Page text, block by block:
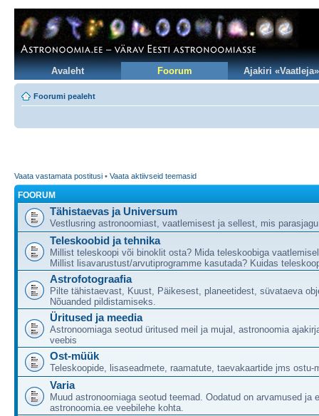
Avaleht Foorum Ajakiri «Vaatleja»
Foorumi pealeht
Vaata vastamata postitusi • Vaata aktiivseid teemasid
FOORUM
Tähistaevas ja Universum
Vestlusring astronoomiast, vaatlemisest ja sellest, mis
Teleskoobid ja tehnika
Millist teleskoopi või binoklit osta? Mida teleskoobiga
Millist lisavarustust/arvutiprogramme kasutada? Kuidas
Astrofotograafia
Pilte tähistaevast, Kuust, Päikesest, planeetidest, süvataeva
Nõuanded pildistamiseks.
Üritused ja meedia
Astronoomiaga seotud üritused meil ja mujal, astronoomia
veebis
Ost-müük
Teleskoopide, lisaseadmete, raamatute, taevakaartide jms ostu-
Varia
Muud astronoomiaga seotud teemad. Oodatud on arvamused ja
astronoomia.ee veebilehe kohta.